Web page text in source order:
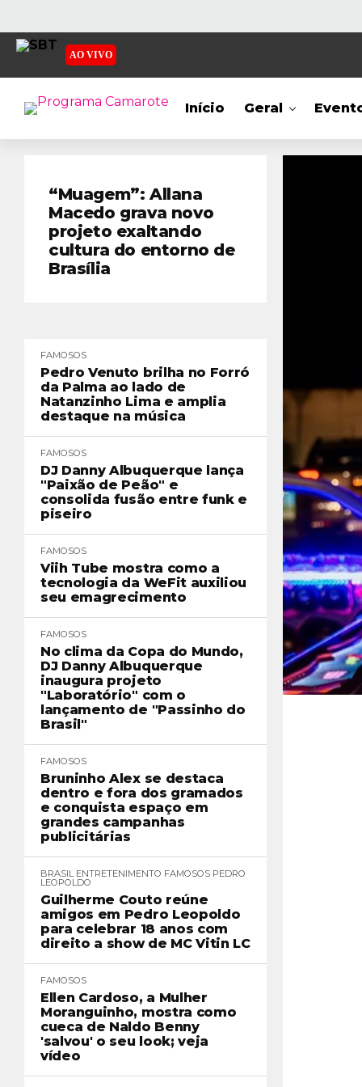
AO VIVO
Início Geral
“Muagem”: Allana
Macedo grava novo
projeto exaltando
cultura do entorno de
Brasília
FAMOSOS
Pedro Venuto brilha no Forró
da Palma ao lado de
Natanzinho Lima e amplia
destaque na música
FAMOSOS
DJ Danny Albuquerque lança
"Paixão de Peão" e
consolida fusão entre funk e
piseiro
FAMOSOS
Viih Tube mostra como a
tecnologia da WeFit auxiliou
seu emagrecimento
FAMOSOS
No clima da Copa do Mundo,
DJ Danny Albuquerque
inaugura projeto
"Laboratório" com o
lançamento de "Passinho do
Brasil"
FAMOSOS
Bruninho Alex se destaca
dentro e fora dos gramados
e conquista espaço em
grandes campanhas
publicitárias
BRASIL ENTRETENIMENTO FAMOSOS PEDRO
LEOPOLDO
Guilherme Couto reúne
amigos em Pedro Leopoldo
para celebrar 18 anos com
direito a show de MC Vitin LC
FAMOSOS
Ellen Cardoso, a Mulher
Moranguinho, mostra como
cueca de Naldo Benny
'salvou' o seu look; veja
vídeo